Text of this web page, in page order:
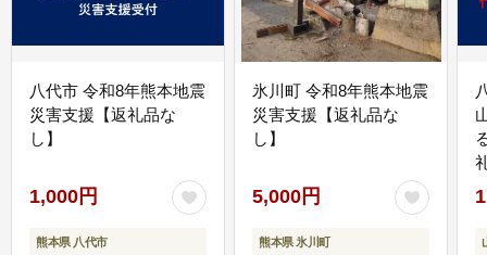
八代市 令和8年熊本地震
災害支援【返礼品な
し】
1,000円
熊本県 八代市
氷川町 令和8年熊本地震
災害支援【返礼品な
し】
5,000円
熊本県 氷川町